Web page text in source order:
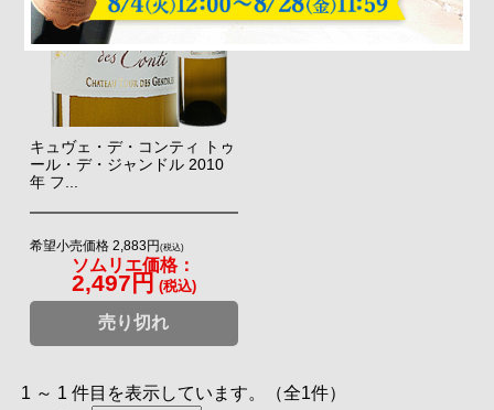
キュヴェ・デ・コンティ トゥ
ール・デ・ジャンドル 2010
年 フ...
希望小売価格 2,883円(税込)
ソムリエ価格：
2,497円 (税込)
売り切れ
1 ～ 1 件目を表示しています。（全1件）